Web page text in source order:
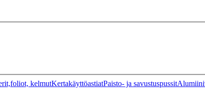
kelmutKertakäyttöastiatPaisto- ja savustuspussit